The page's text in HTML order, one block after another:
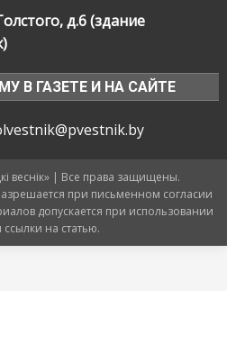
д.6 (здание
В ГАЗЕТЕ И НА САЙТЕ
веснік» | Все права защищены.
при письменном согласии
допускается при использовании
ссылки на статью.